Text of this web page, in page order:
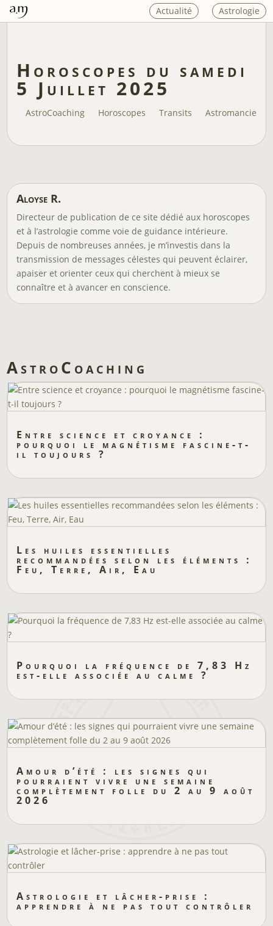
Actualité Astrologie
Horoscopes du samedi
5 Juillet 2025
AstroCoaching Horoscopes Transits Astromancie
Aloyse R.
Directeur de publication de ce site dédié aux horoscopes
et à l’astrologie comme voie de guidance intérieure.
Depuis de nombreuses années, je m’investis dans la
transmission de messages célestes qui peuvent éclairer,
apaiser et orienter ceux qui cherchent à mieux se
connaître et à avancer en conscience.
AstroCoaching
Entre science et croyance :
pourquoi le magnétisme fascine-t-
il toujours ?
Les huiles essentielles
recommandées selon les éléments :
Feu, Terre, Air, Eau
Pourquoi la fréquence de 7,83 Hz
est-elle associée au calme ?
Amour d’été : les signes qui
pourraient vivre une semaine
complètement folle du 2 au 9 août
2026
Astrologie et lâcher-prise :
apprendre à ne pas tout contrôler